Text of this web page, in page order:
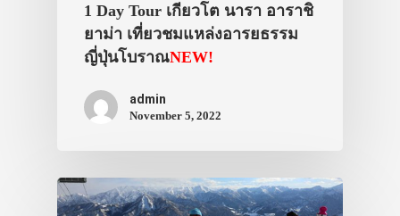
1 Day Tour เกียวโต นารา อาราชิ
ยาม่า เที่ยวชมแหล่งอารยธรรม
ญี่ปุ่นโบราณNEW!
admin
November 5, 2022
เอง
รถบัส